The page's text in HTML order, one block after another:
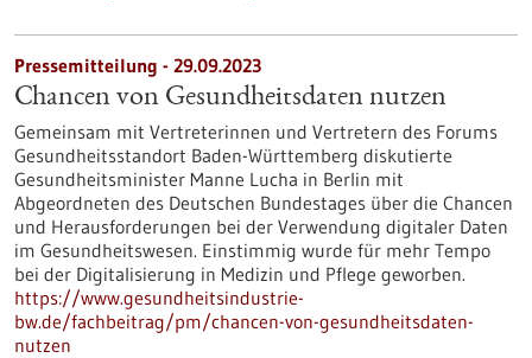
Pressemitteilung - 29.09.2023
Chancen von Gesundheitsdaten nutzen
Gemeinsam mit Vertreterinnen und Vertretern des Forums
Gesundheitsstandort Baden-Württemberg diskutierte
Gesundheitsminister Manne Lucha in Berlin mit
Abgeordneten des Deutschen Bundestages über die Chancen
und Herausforderungen bei der Verwendung digitaler Daten
im Gesundheitswesen. Einstimmig wurde für mehr Tempo
bei der Digitalisierung in Medizin und Pflege geworben.
https://www.gesundheitsindustrie-
bw.de/fachbeitrag/pm/chancen-von-gesundheitsdaten-
nutzen